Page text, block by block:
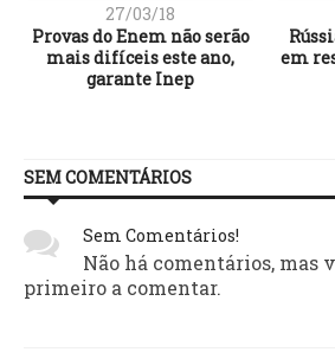
27/03/18
Provas do Enem não serão
mais difíceis este ano,
garante Inep
em
SEM COMENTÁRIOS
Sem Comentários!
Não há comentários, mas
primeiro a comentar.